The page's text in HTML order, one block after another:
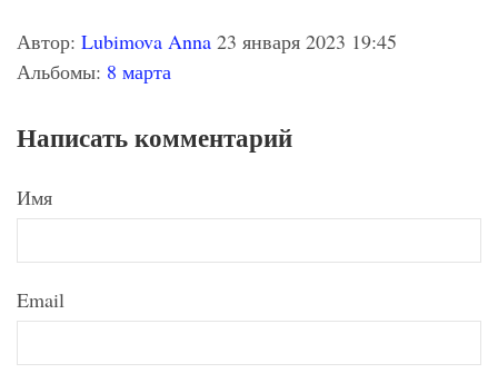
Автор: Lubimova Anna 23 января 2023 19:45
Альбомы: 8 марта
Написать комментарий
Имя
Email